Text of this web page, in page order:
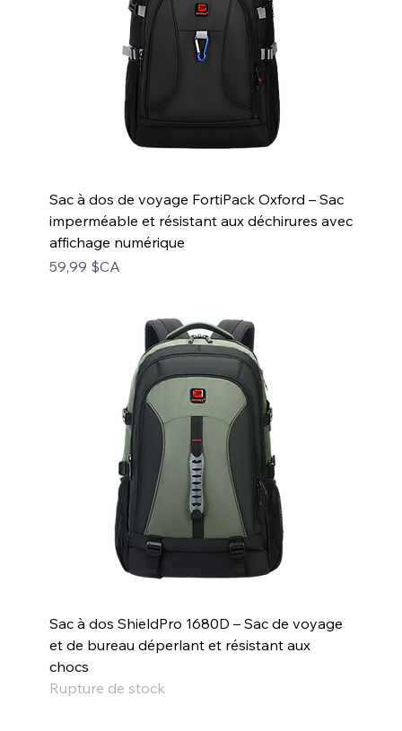
Sac à dos de voyage FortiPack Oxford – Sac
imperméable et résistant aux déchirures avec
affichage numérique
Prix
59,99 $CA
Sac à dos ShieldPro 1680D – Sac de voyage
et de bureau déperlant et résistant aux
chocs
Rupture de stock